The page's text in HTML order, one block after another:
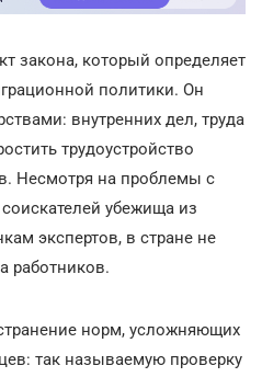
закона, который определяет
политики. Он
внутренних дел, труда
трудоустройство
Несмотря на проблемы с
убежища из
экспертов, в стране не
работников.
норм, усложняющих
так называемую проверку